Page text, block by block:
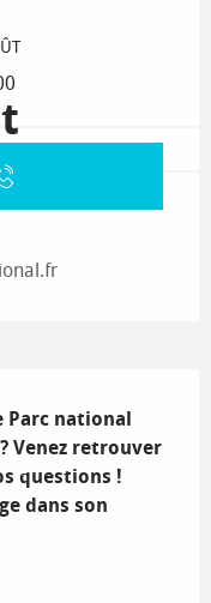
Parc national
Venez retrouver
questions !
dans son